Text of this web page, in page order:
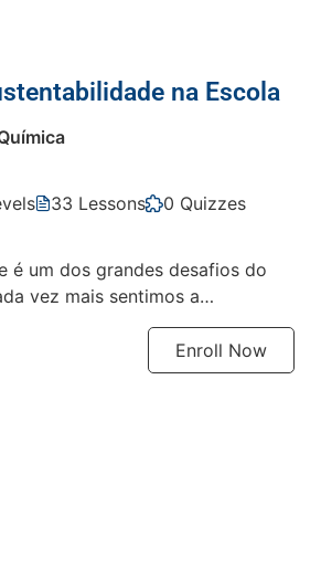
na Escola
33 Lessons
0 Quizzes
é um dos grandes desafios do
vez mais sentimos a
Enroll Now